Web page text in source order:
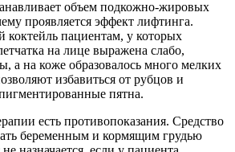
объем подкожно-жировых
проявляется эффект лифтинга.
коктейль пациентам, у которых
на лице выражена слабо,
а на коже образовалось много мелких
избавиться от рубцов и
пятна.
есть противопоказания. Средство
беременным и кормящим грудью